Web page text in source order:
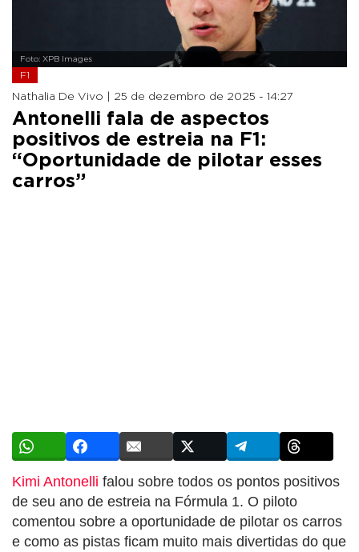
Foto: XPB Images
F1
Nathalia De Vivo | 25 de dezembro de 2025 - 14:27
Antonelli fala de aspectos
positivos de estreia na F1:
“Oportunidade de pilotar esses
carros”
Kimi Antonelli falou sobre todos os pontos positivos
de seu ano de estreia na Fórmula 1. O piloto
comentou sobre a oportunidade de pilotar os carros
e como as pistas ficam muito mais divertidas do que